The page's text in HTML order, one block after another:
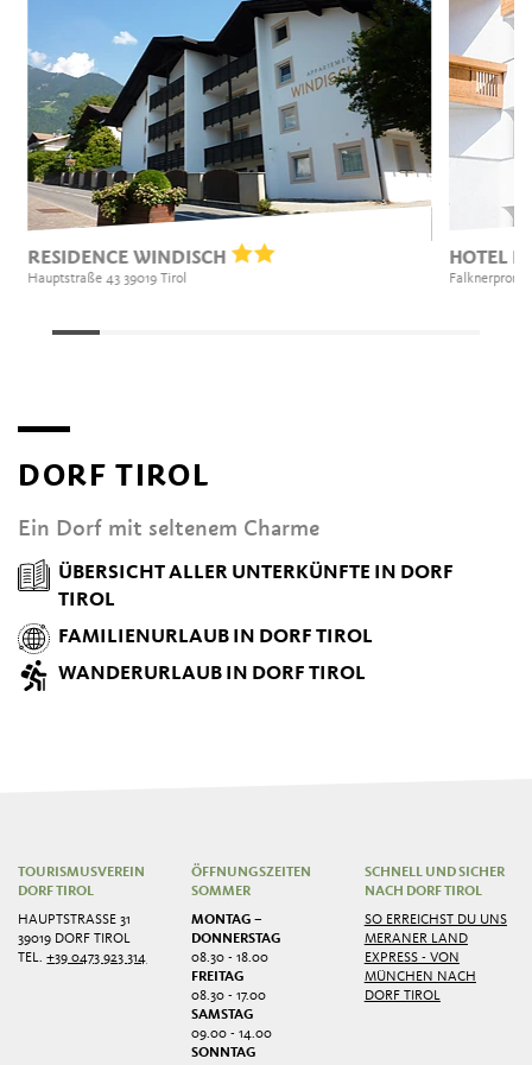
RESIDENCE WINDISCH
Hauptstraße 43 39019 Tirol
HOTEL
DORF TIROL
Ein Dorf mit seltenem Charme
ÜBERSICHT ALLER UNTERKÜNFTE IN DORF
TIROL
FAMILIENURLAUB IN DORF TIROL
WANDERURLAUB IN DORF TIROL
TOURISMUSVEREIN
DORF TIROL
HAUPTSTRASSE 31
39019 DORF TIROL
TEL.+39 0473 923 314
ÖFFNUNGSZEITEN
SOMMER
MONTAG –
DONNERSTAG
08.30 - 18.00
FREITAG
08.30 - 17.00
SAMSTAG
09.00 - 14.00
SONNTAG
SCHNELL UND SICHER
NACH DORF TIROL
SO ERREICHST DU UNS
MERANER LAND
EXPRESS - VON
MÜNCHEN NACH
DORF TIROL